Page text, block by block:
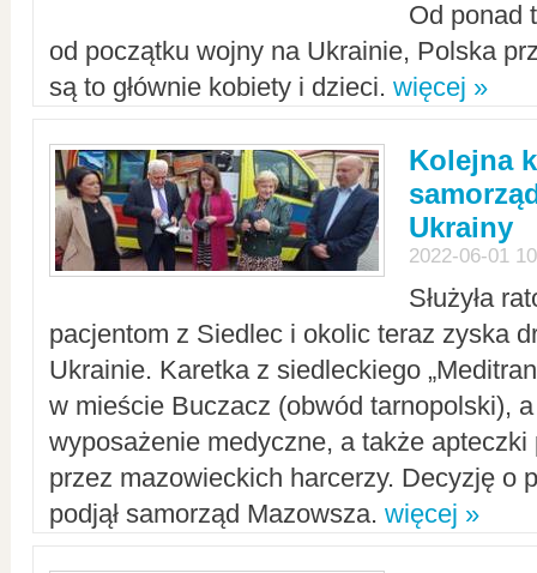
Od ponad
od początku wojny na Ukrainie, Polska
są to głównie kobiety i dzieci. więcej »
Kolejna
Ukrainy
2022-06-01
Służyła
pacjentom z Siedlec i okolic teraz zyska
Ukrainie. Karetka z siedleckiego
w mieście Buczacz (obwód tarnopolski),
wyposażenie medyczne, a także apteczki
przez mazowieckich harcerzy. Decyzję o
podjął samorząd Mazowsza. więcej »